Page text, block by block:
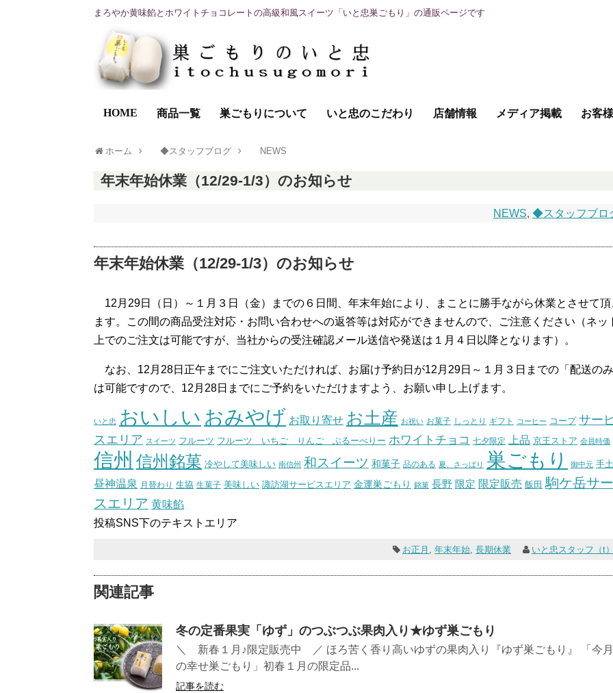
まろやか黄味餡とホワイトチョコレートの高級和風スイーツ「いと忠巣ごもり」の通販ページです
HOME 商品一覧 巣ごもりについて いと忠のこだわり 店舗情報 メディア掲載 お客
ホーム ◆スタッフブログ NEWS
年末年始休業（12/29-1/3）のお知らせ
NEWS, ◆スタッフブロ
年末年始休業（12/29-1/3）のお知らせ
12月29日（日）～１月３日（金）までの６日間、年末年始により、まことに勝手ながら休業とさせて頂
ます。この間の商品受注対応・お問い合わせへの返答等は対応ができませんので、ご注意ください（ネッ
上でのご注文は可能ですが、当社からの受注確認メール送信や発送は１月４日以降となります）。
なお、12月28日正午までにご注文いただければ、お届け予約日が12月29日～１月３日までの「配送のみ
は可能ですので、12月28日までにご予約をいただけますよう、お願い申し上げます。
いと忠 おいしい おみやげ お取り寄せ お土産 お祝い お菓子 しっとり ギフト コーヒー コープ サー
スエリア スイーツ フルーツ フルーツ いちご りんご ぶるーべりー ホワイトチョコ 七夕限定 上品 京王ストア 会員特価
信州 信州銘菓 冷やして美味しい 南信州 和スイーツ 和菓子 品のある 夏、さっぱり 巣ごもり 御中元 手
昼神温泉 月替わり 生協 生菓子 美味しい 諏訪湖サービスエリア 金運巣ごもり 銘菓 長野 限定 限定販売 飯田 駒ケ岳サ
スエリア 黄味餡
投稿SNS下のテキストエリア
お正月 ,年末年始,長期休業 いと忠スタッフ（t）
関連記事
冬の定番果実「ゆず」のつぶつぶ果肉入り★ゆず巣ごもり
＼ 新春１月♪限定販売中 ／ ほろ苦く香り高いゆずの果肉入り『ゆず巣ごもり』 「今月
の幸せ巣ごもり」初春１月の限定品...
記事を読む